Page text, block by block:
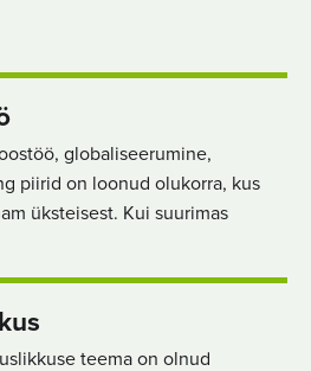
globaliseerumine,
piirid on loonud olukorra, kus
üksteisest. Kui suurimas
teema on olnud